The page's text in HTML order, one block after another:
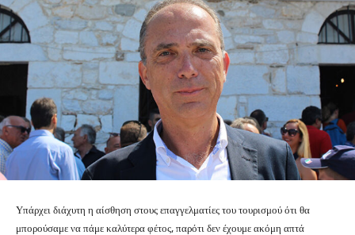
Υπάρχει διάχυτη η αίσθηση στους επαγγελματίες του τουρισμού ότι θα
μπορούσαμε να πάμε καλύτερα φέτος, παρότι δεν έχουμε ακόμη απτά